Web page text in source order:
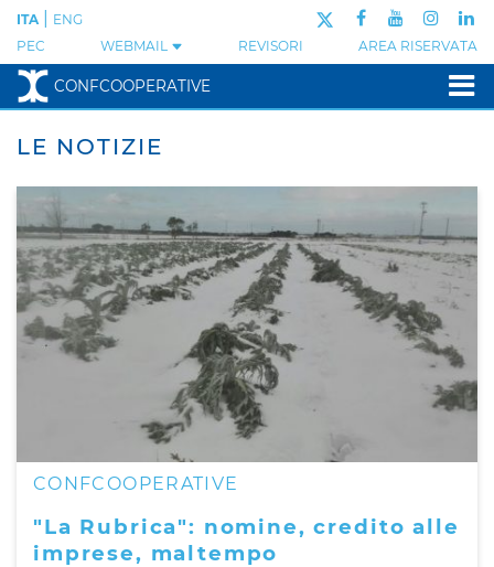
PEC WEBMAIL REVISORI AREA RISERVATA
ITA ENG
CONFCOOPERATIVE
LE NOTIZIE
CONFCOOPERATIVE
"La Rubrica": nomine, credito alle
imprese, maltempo